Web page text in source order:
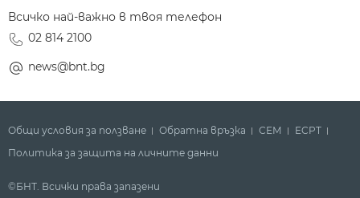
Всичко най-важно в твоя телефон
02 814 2100
news@bnt.bg
Общи условия за ползване Обратна връзка СЕМ
ECPT
Политика за защита на личните данни
©БНТ. Всички права запазени